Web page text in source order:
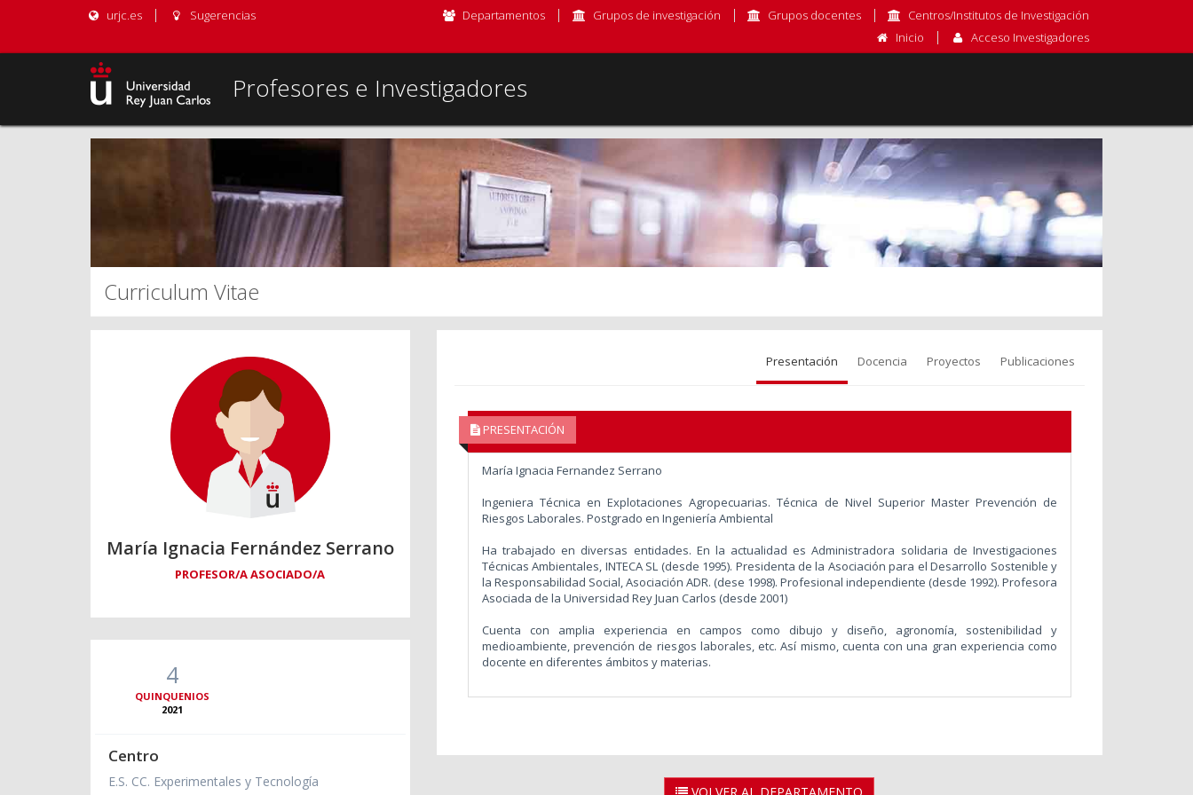
urjc.es Sugerencias Departamentos Grupos de investigación Grupos docentes
Centros/Institutos de Investigación
Inicio
Acceso Investigadores
Profesores e Investigadores
Curriculum Vitae
María Ignacia Fernández Serrano
PROFESOR/A ASOCIADO/A
4
QUINQUENIOS
2021
Centro
E.S. CC. Experimentales y Tecnología
Presentación Docencia Proyectos Publicaciones
PRESENTACIÓN
María Ignacia Fernandez Serrano
Ingeniera Técnica en Explotaciones Agropecuarias. Técnica de Nivel Superior Master Prevención de
Riesgos Laborales. Postgrado en Ingeniería Ambiental
Ha trabajado en diversas entidades. En la actualidad es Administradora solidaria de Investigaciones
Técnicas Ambientales, INTECA SL (desde 1995). Presidenta de la Asociación para el Desarrollo Sostenible y
la Responsabilidad Social, Asociación ADR. (dese 1998). Profesional independiente (desde 1992). Profesora
Asociada de la Universidad Rey Juan Carlos (desde 2001)
Cuenta con amplia experiencia en campos como dibujo y diseño, agronomía, sostenibilidad y
medioambiente, prevención de riesgos laborales, etc. Así mismo, cuenta con una gran experiencia como
docente en diferentes ámbitos y materias.
VOLVER AL DEPARTAMENTO